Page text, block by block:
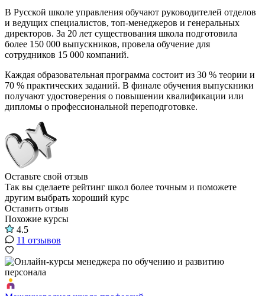
В Русской школе управления обучают руководителей отделов
и ведущих специалистов, топ-менеджеров и генеральных
директоров. За 20 лет существования школа подготовила
более 150 000 выпускников, провела обучение для
сотрудников 15 000 компаний.
Каждая образовательная программа состоит из 30 % теории и
70 % практических заданий. В финале обучения выпускники
получают удостоверения о повышении квалификации или
дипломы о профессиональной переподготовке.
Оставьте свой отзыв
Так вы сделаете рейтинг школ более точным и поможете
другим выбрать хороший курс
Оставить отзыв
Похожие курсы
4.5
11 отзывов